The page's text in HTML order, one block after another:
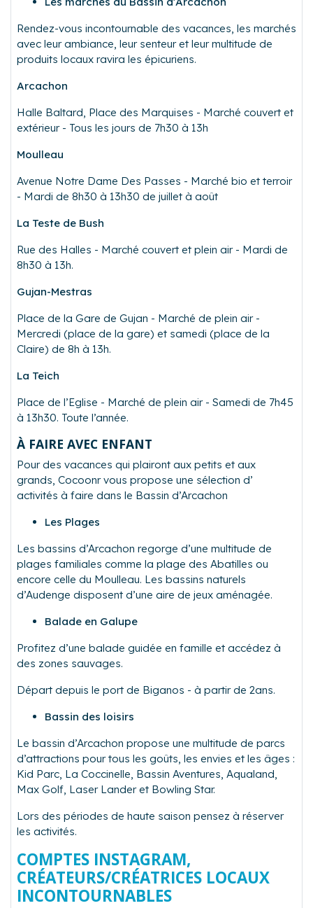
Rendez-vous incontournable des vacances, les marchés
avec leur ambiance, leur senteur et leur multitude de
produits locaux ravira les épicuriens.
Arcachon
Halle Baltard, Place des Marquises - Marché couvert et
extérieur - Tous les jours de 7h30 à 13h
Moulleau
Avenue Notre Dame Des Passes - Marché bio et terroir
- Mardi de 8h30 à 13h30 de juillet à août
La Teste de Bush
Rue des Halles - Marché couvert et plein air - Mardi de
8h30 à 13h.
Gujan-Mestras
Place de la Gare de Gujan - Marché de plein air -
Mercredi (place de la gare) et samedi (place de la
Claire) de 8h à 13h.
La Teich
Place de l’Eglise - Marché de plein air - Samedi de 7h45
à 13h30. Toute l’année.
À FAIRE AVEC ENFANT
Pour des vacances qui plairont aux petits et aux
grands, Cocoonr vous propose une sélection d’
activités à faire dans le Bassin d’Arcachon
Les Plages
Les bassins d’Arcachon regorge d’une multitude de
plages familiales comme la plage des Abatilles ou
encore celle du Moulleau. Les bassins naturels
d’Audenge disposent d’une aire de jeux aménagée.
Balade en Galupe
Profitez d’une balade guidée en famille et accédez à
des zones sauvages.
Départ depuis le port de Biganos - à partir de 2ans.
Bassin des loisirs
Le bassin d’Arcachon propose une multitude de parcs
d’attractions pour tous les goûts, les envies et les âges :
Kid Parc, La Coccinelle, Bassin Aventures, Aqualand,
Max Golf, Laser Lander et Bowling Star.
Lors des périodes de haute saison pensez à réserver
les activités.
COMPTES INSTAGRAM,
CRÉATEURS/CRÉATRICES LOCAUX
INCONTOURNABLES